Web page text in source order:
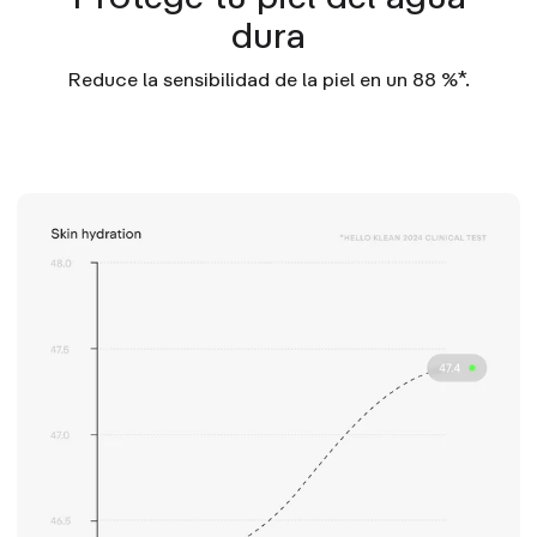
Chamomilla Recutita (matricaria), disuccinato
trisódico de etilendiamina, gluconolactona,
copolímero de acrilato de glicerilo/ácido acrílico,
acetato de tocoferol, citrato de sodio, filtrado de
arginina, tirosina, fenilalanina, valina, treonina, prolina,
dura
Reduce la sensibilidad de la piel en un 88 %*.